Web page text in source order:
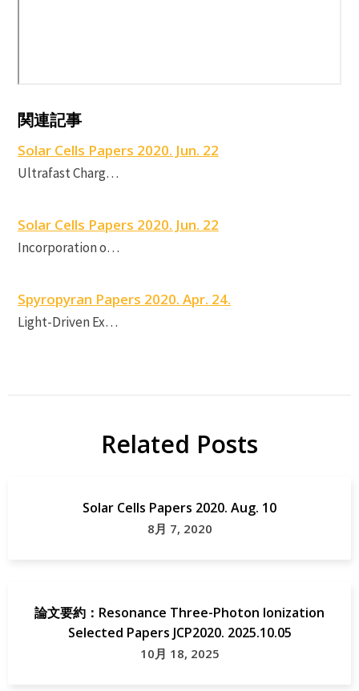
関連記事
Solar Cells Papers 2020. Jun. 22
Ultrafast Charg…
Solar Cells Papers 2020. Jun. 22
Incorporation o…
Spyropyran Papers 2020. Apr. 24.
Light-Driven Ex…
Related Posts
Solar Cells Papers 2020. Aug. 10
8月 7, 2020
論文要約：Resonance Three-Photon Ionization
Selected Papers JCP2020. 2025.10.05
10月 18, 2025